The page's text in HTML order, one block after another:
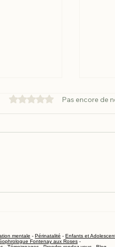
le
Noté 0 étoile sur 5.Pas encore de
mentale - Périnatalité - Enfants et
Fontenay aux Roses -